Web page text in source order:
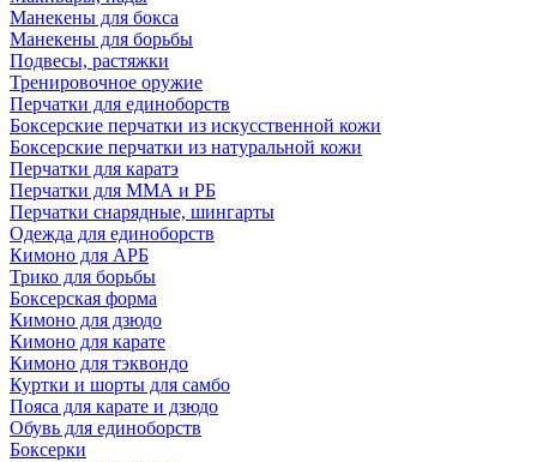
Манекены для бокса
Манекены для борьбы
Подвесы, растяжки
Тренировочное оружие
Перчатки для единоборств
Боксерские перчатки из искусственной кожи
Боксерские перчатки из натуральной кожи
Перчатки для каратэ
Перчатки для ММА и РБ
Перчатки снарядные, шингарты
Одежда для единоборств
Кимоно для АРБ
Трико для борьбы
Боксерская форма
Кимоно для дзюдо
Кимоно для карате
Кимоно для тэквондо
Куртки и шорты для самбо
Пояса для карате и дзюдо
Обувь для единоборств
Боксерки